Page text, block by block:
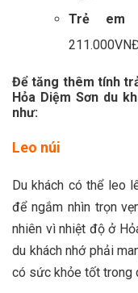
Trẻ em
Để tăng thêm tính
Hỏa Diệm Sơn du
như:
Leo núi
Du khách có thể leo
để ngắm nhìn trọn
nhiên vì nhiệt độ ở
du khách nhớ phải
có sức khỏe tốt trong